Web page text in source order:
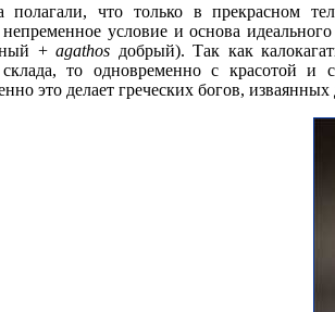
полагали, что только в прекрасном
условие и основа
+ agathos добрый). Так как
склада, то одновременно с красотой и
это делает греческих богов,